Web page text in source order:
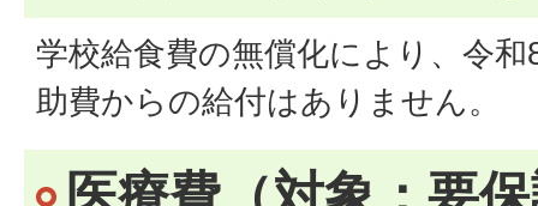
学校給食費の無償化により、令
助費からの給付はありません。